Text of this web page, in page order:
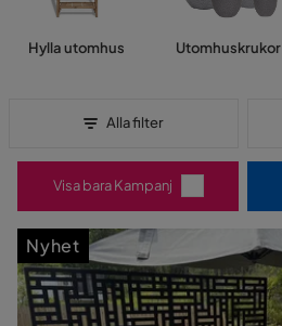
Hylla utomhus Utomhuskrukor
Alla filter
Visa bara Kampanj
Nyhet